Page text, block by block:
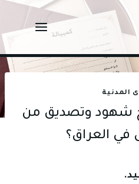
المدنية
شهود وتصديق من
في العراق؟